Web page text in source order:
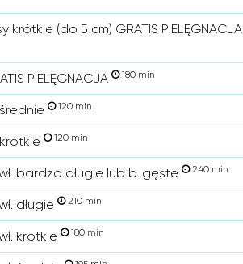
(do 5 cm) GRATIS PIELĘGNACJA
PIELĘGNACJA 180 min
120 min
120 min
bardzo długie lub b. gęste 240 min
długie 210 min
krótkie 180 min